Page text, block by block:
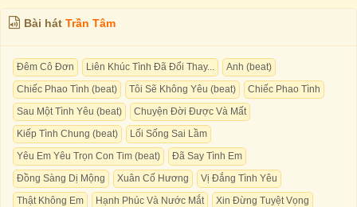
Bài hát Trần Tâm
Đêm Cô Đơn Liên Khúc Tình Đã Đổi Thay...
Anh (beat)
Chiếc Phao Tình (beat)
Tôi Sẽ Không Yêu (beat)
Chiếc Phao Tình
Sau Một Tình Yêu (beat)
Chuyện Đời Được Và Mất
Kiếp Tình Chung (beat)
Lối Sống Sai Lầm
Yêu Em Yêu Trọn Con Tim (beat)
Đã Say Tình Em
Đồng Sàng Dị Mộng
Xuân Cố Hương
Vị Đắng Tình Yêu
Thật Không Em
Hạnh Phúc Và Nước Mắt
Xin Đừng Tuyệt Vọng